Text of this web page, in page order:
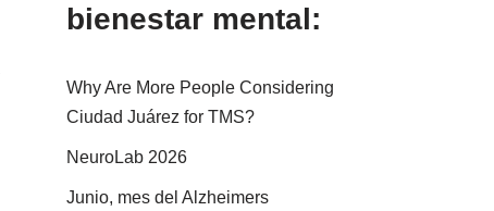
bienestar mental:
Why Are More People Considering
Ciudad Juárez for TMS?
NeuroLab 2026
Junio, mes del Alzheimers